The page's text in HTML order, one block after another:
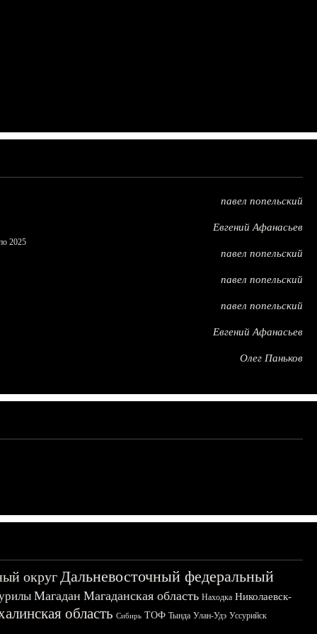
павел попельский
Евгений Афанасьев
2025
павел попельский
павел попельский
павел попельский
Евгений Афанасьев
Олег Паньков
округДальневосточный федеральный
Магадан Магаданская область Находка Николаевск-
область Сибирь ТОФ Тында Улан-Удэ Уссурийск